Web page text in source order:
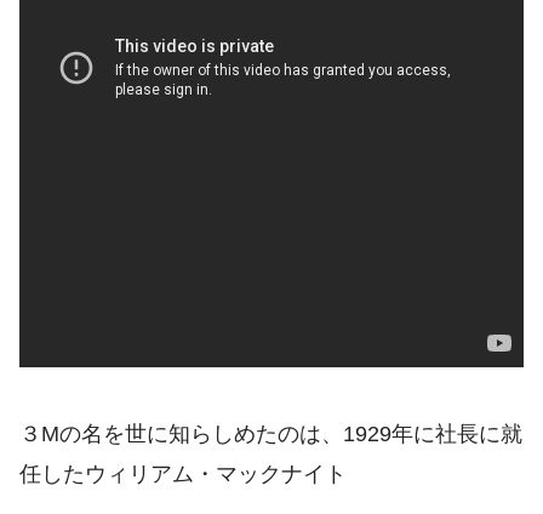
３Mの名を世に知らしめたのは、1929年に社長に就
任したウィリアム・マックナイト